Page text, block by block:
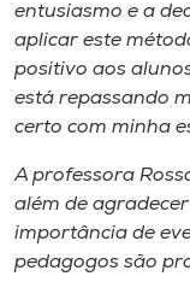
entusiasmo e a
aplicar este
positivo aos
está repassando
certo com minha
A professora
além de
importância de
pedagogos são